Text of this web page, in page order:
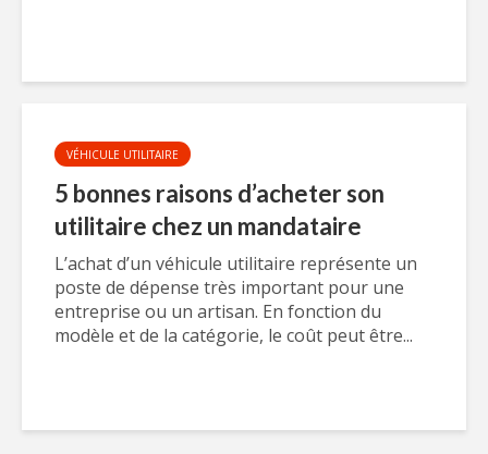
VÉHICULE UTILITAIRE
5 bonnes raisons d’acheter son
utilitaire chez un mandataire
L’achat d’un véhicule utilitaire représente un
poste de dépense très important pour une
entreprise ou un artisan. En fonction du
modèle et de la catégorie, le coût peut être...